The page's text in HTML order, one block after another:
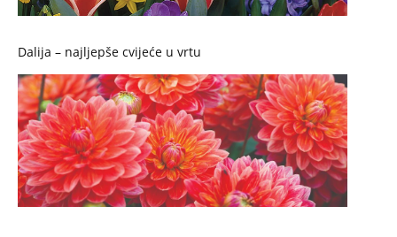
Dalija – najljepše cvijeće u vrtu